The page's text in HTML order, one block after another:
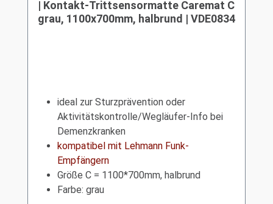
| Kontakt-Trittsensormatte Caremat C
grau, 1100x700mm, halbrund | VDE0834
ideal zur Sturzprävention oder
Aktivitätskontrolle/Wegläufer-Info bei
Demenzkranken
kompatibel mit Lehmann Funk-
Empfängern
Größe C = 1100*700mm, halbrund
Farbe: grau